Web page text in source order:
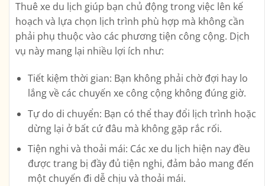
Thuê xe du lịch giúp bạn chủ động trong việc lên kế
hoạch và lựa chọn lịch trình phù hợp mà không cần
phải phụ thuộc vào các phương tiện công cộng. Dịch
vụ này mang lại nhiều lợi ích như:
Tiết kiệm thời gian: Bạn không phải chờ đợi hay lo
lắng về các chuyến xe công cộng không đúng giờ.
Tự do di chuyển: Bạn có thể thay đổi lịch trình hoặc
dừng lại ở bất cứ đâu mà không gặp rắc rối.
Tiện nghi và thoải mái: Các xe du lịch hiện nay đều
được trang bị đầy đủ tiện nghi, đảm bảo mang đến
một chuyến đi dễ chịu và thoải mái.